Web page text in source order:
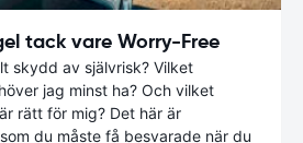
tack vare Worry-Free
skydd av självrisk? Vilket
jag minst ha? Och vilket
rätt för mig? Det här är
du måste få besvarade när du